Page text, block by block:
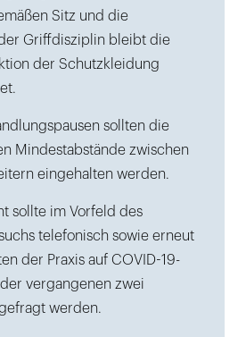
Sitz und die
Griffdisziplin bleibt die
der Schutzkleidung
sollten die
Mindestabstände zwischen
eingehalten werden.
sollte im Vorfeld des
telefonisch sowie erneut
der Praxis auf COVID-19-
vergangenen zwei
werden.